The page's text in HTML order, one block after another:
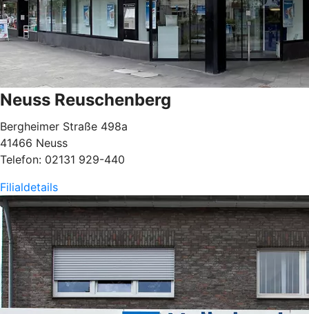
Neuss Reuschenberg
Bergheimer Straße 498a
41466 Neuss
Telefon: 02131 929-440
Filialdetails